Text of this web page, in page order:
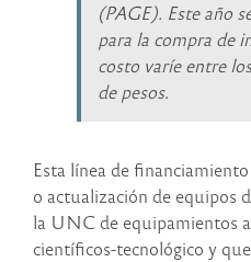
(PAGE). Este año
para la compra de
costo varíe entre
de pesos.
Esta línea de
o actualización de equipos
la UNC de equipamientos
científicos-tecnológico y